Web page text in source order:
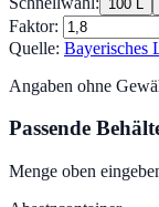
100 L
Faktor:
Quelle: Bayerisches
Angaben ohne
Passende
Menge oben